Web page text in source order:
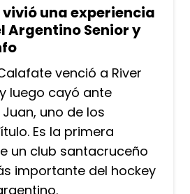
una experiencia
Argentino Senior y
venció a River
luego cayó ante
uno de los
Es la primera
un club santacruceño
importante del hockey